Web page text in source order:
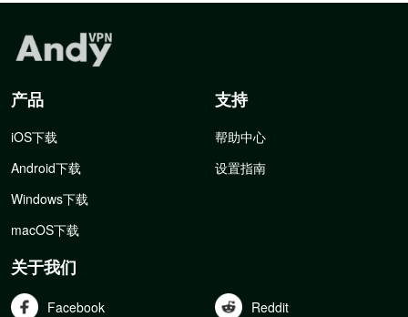
产品
iOS下载
Android下载
Windows下载
macOS下载
支持
帮助中心
设置指南
关于我们
Facebook Reddit